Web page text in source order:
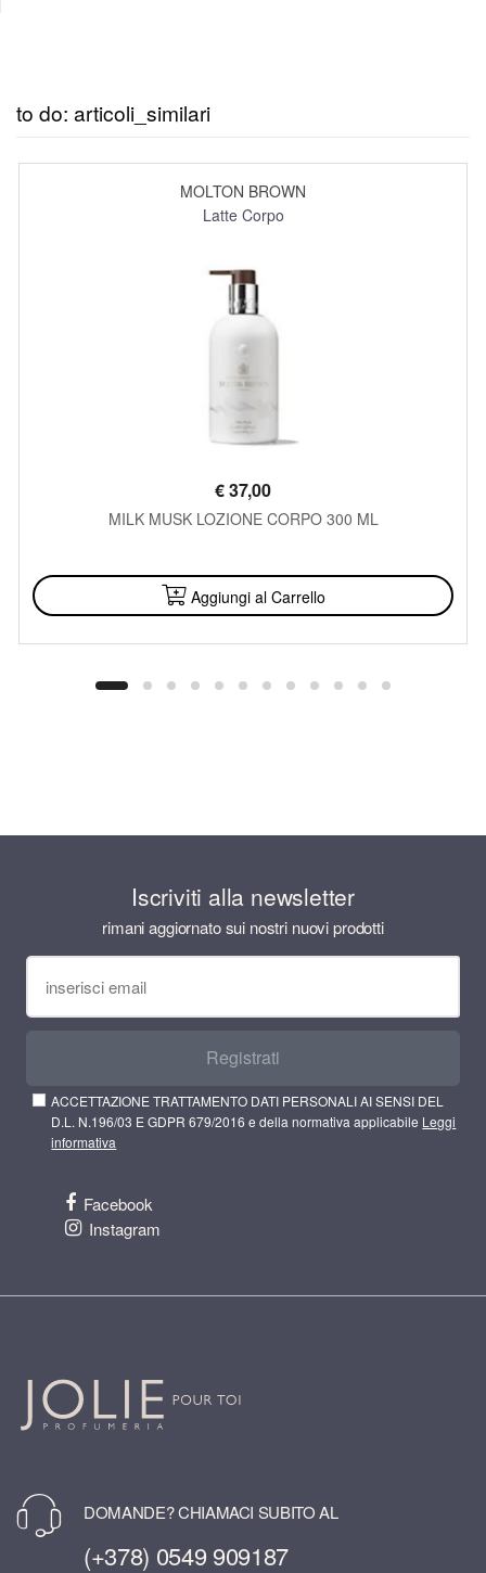
to do: articoli_similari
MOLTON BROWN
Latte Corpo
€37,00
MILK MUSK LOZIONE CORPO 300 ML
Aggiungi al Carrello
Iscriviti alla newsletter
rimani aggiornato sui nostri nuovi prodotti
Registrati
ACCETTAZIONE TRATTAMENTO DATI PERSONALI AI SENSI DEL
D.L. N.196/03 E GDPR 679/2016 e della normativa applicabile Leggi
informativa
Facebook
Instagram
DOMANDE? CHIAMACI SUBITO AL
(+378) 0549 909187